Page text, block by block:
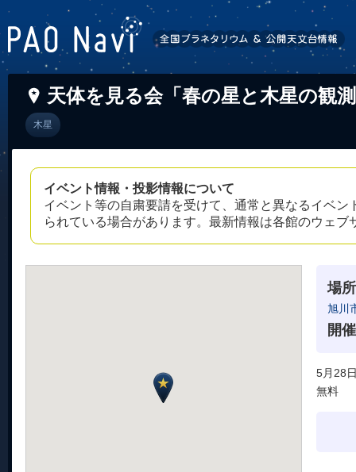
天体を見る会「春の星と木星の観
木星
イベント情報・投影情報について
イベント等の自粛要請を受けて、通常と異なるイベ
られている場合があります。最新情報は各館のウェ
場所
旭川
開
5月28
無料